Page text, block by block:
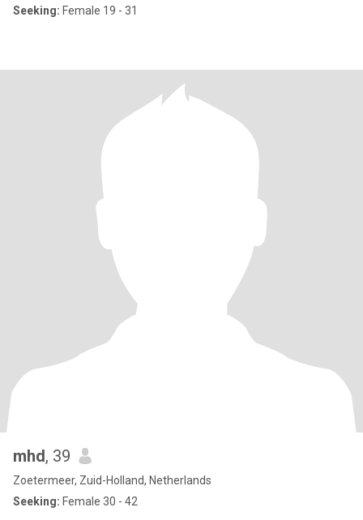
Seeking: Female 19 - 31
mhd, 39
Zoetermeer, Zuid-Holland, Netherlands
Seeking: Female 30 - 42